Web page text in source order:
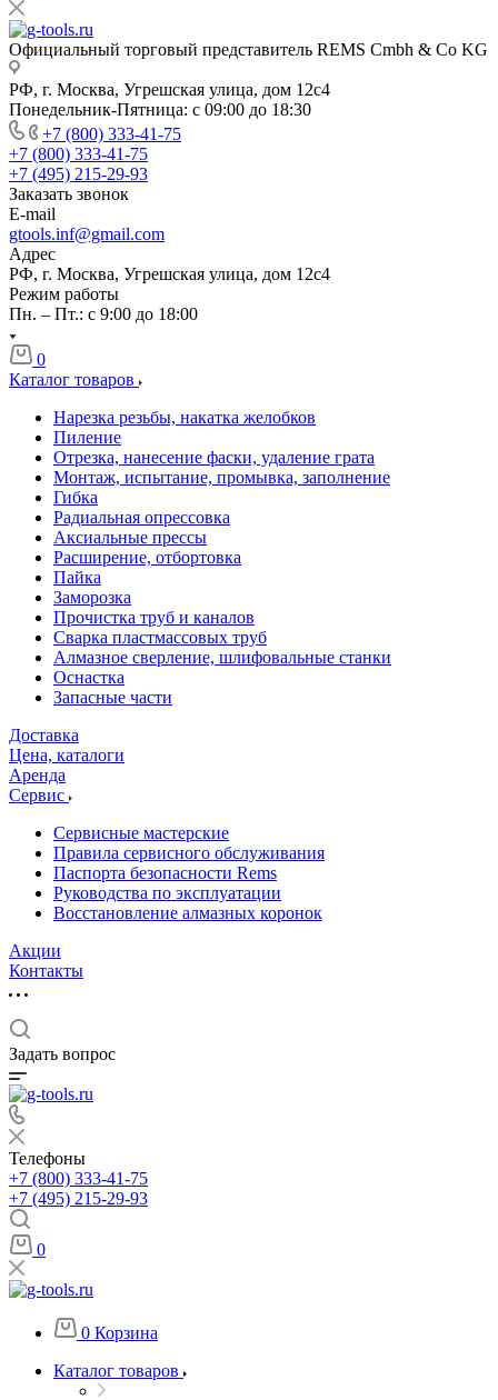
Официальный торговый представитель REMS Cmbh & Co KG
РФ, г. Москва, Угрешская улица, дом 12с4
Понедельник-Пятница: с 09:00 до 18:30
+7 (800) 333-41-75
+7 (800) 333-41-75
+7 (495) 215-29-93
Заказать звонок
E-mail
gtools.inf@gmail.com
Адрес
РФ, г. Москва, Угрешская улица, дом 12с4
Режим работы
Пн. – Пт.: с 9:00 до 18:00
0
Каталог товаров
Нарезка резьбы, накатка желобков
Пиление
Отрезка, нанесение фаски, удаление грата
Монтаж, испытание, промывка, заполнение
Гибка
Радиальная опрессовка
Аксиальные прессы
Расширение, отбортовка
Пайка
Заморозка
Прочистка труб и каналов
Сварка пластмассовых труб
Алмазное сверление, шлифовальные станки
Оснастка
Запасные части
Доставка
Цена, каталоги
Аренда
Сервис
Сервисные мастерские
Правила сервисного обслуживания
Паспорта безопасности Rems
Руководства по эксплуатации
Восстановление алмазных коронок
Акции
Контакты
Задать вопрос
Телефоны
+7 (800) 333-41-75
+7 (495) 215-29-93
0
0 Корзина
Каталог товаров